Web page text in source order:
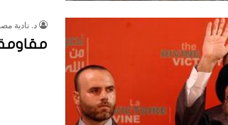
د. نادية
مقاومة